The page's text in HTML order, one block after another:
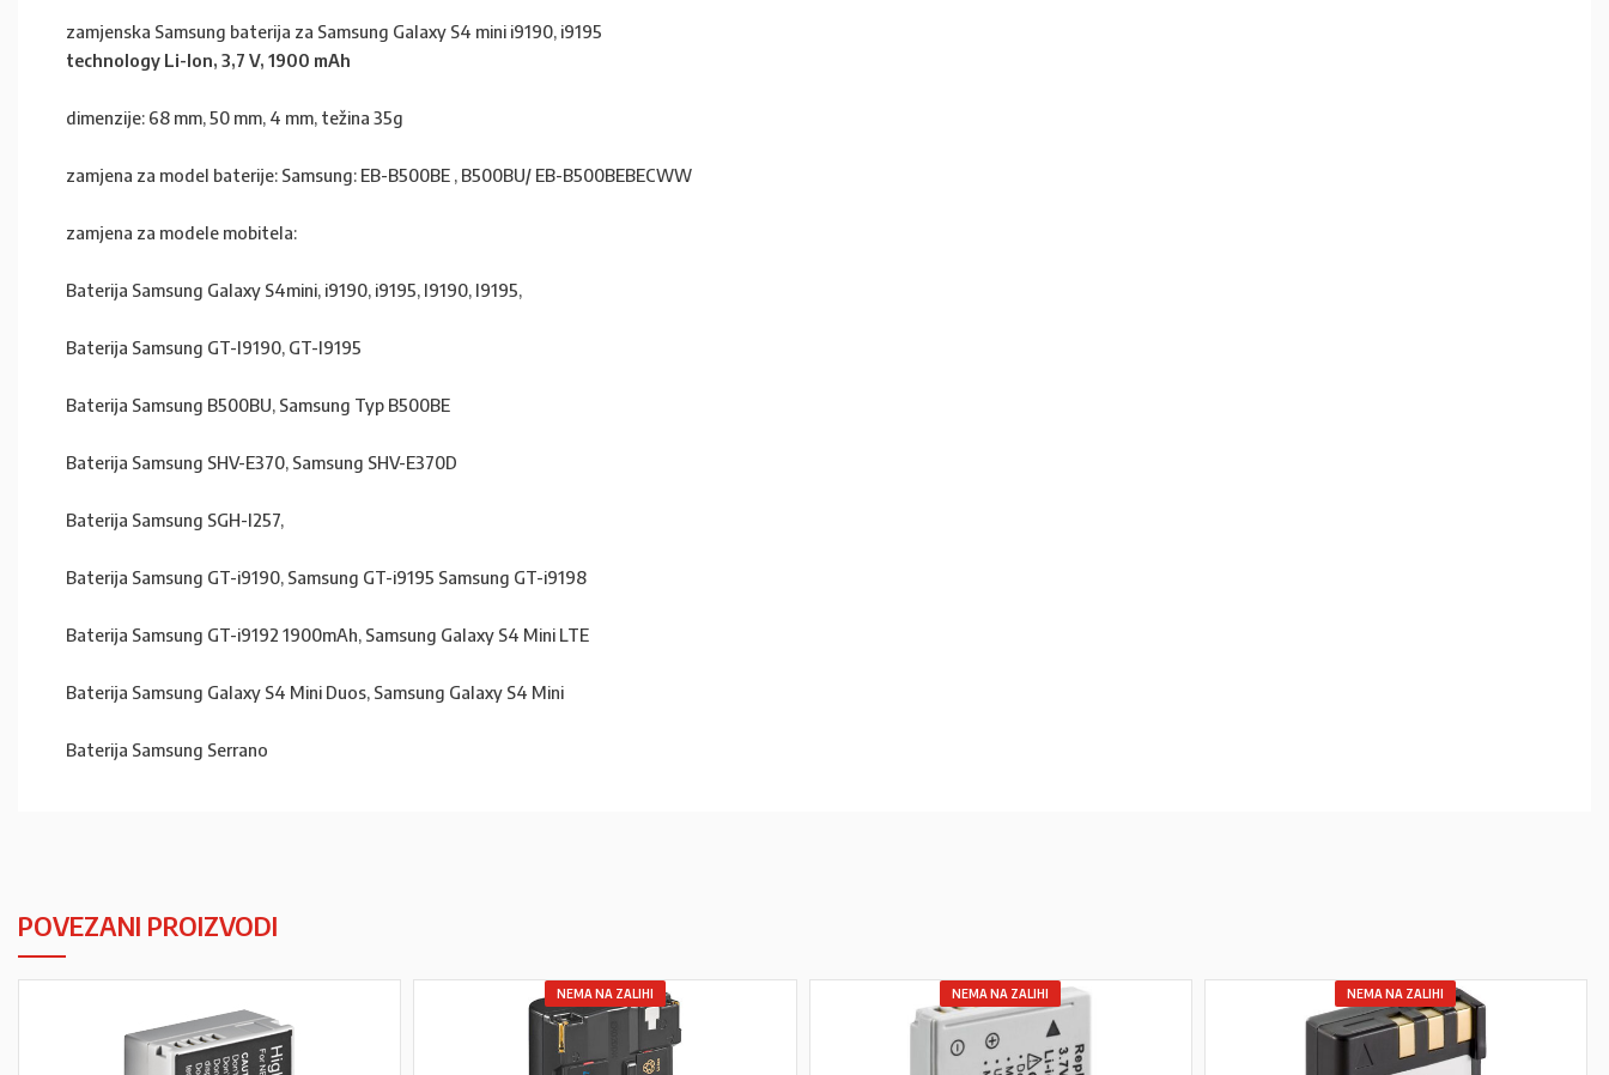
zamjenska Samsung baterija za Samsung Galaxy S4 mini i9190, i9195
technology Li-Ion, 3,7 V, 1900 mAh
dimenzije: 68 mm, 50 mm, 4 mm, težina 35g
zamjena za model baterije: Samsung: EB-B500BE , B500BU/ EB-B500BEBECWW
zamjena za modele mobitela:
Baterija Samsung Galaxy S4mini, i9190, i9195, I9190, I9195,
Baterija Samsung GT-I9190, GT-I9195
Baterija Samsung B500BU, Samsung Typ B500BE
Baterija Samsung SHV-E370, Samsung SHV-E370D
Baterija Samsung SGH-I257,
Baterija Samsung GT-i9190, Samsung GT-i9195 Samsung GT-i9198
Baterija Samsung GT-i9192 1900mAh, Samsung Galaxy S4 Mini LTE
Baterija Samsung Galaxy S4 Mini Duos, Samsung Galaxy S4 Mini
Baterija Samsung Serrano
POVEZANI PROIZVODI
NEMA NA ZALIHI NEMA NA ZALIHI NEMA NA ZALIHI